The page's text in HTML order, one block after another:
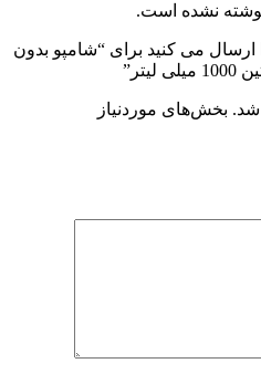
نشده است.
ارسال می کنید برای “شامپو بدون
شد. بخش‌های موردنیاز